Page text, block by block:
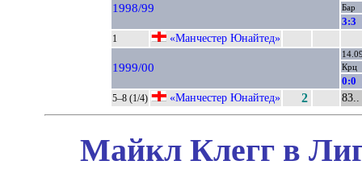
1998/99
Бар
3:3
1 «Манчестер Юнайтед»
1999/00
Крц
0:0
5–8 (1/4) «Манчестер Юнайтед» 2 83..
Майкл Клегг в